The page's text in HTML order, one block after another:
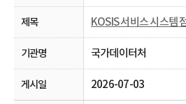
KOSIS 서비스 시스템
국가데이터처
2026-07-03